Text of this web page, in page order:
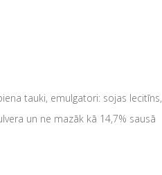
tauki, emulgatori: sojas lecitīns,
un ne mazāk kā 14,7% sausā